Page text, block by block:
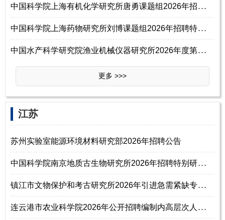
中
国科学院上海有机化学研究所唐勇课题组2026年招聘高分子加工与应用研发主
中
国科学院上海药物研究所刘博课题组2026年招聘特别研究助理启事
中
国水产科学研究院渔业机械仪器研究所2026年度第三批统一公开招聘公告
更多 >>>
‌江‌苏
苏州实验室能源环境材料研究部2026年招聘公告
中
国科学院南京地质古生物研究所2026年招聘特别研究助理通知(长期有效)
镇
江市文物保护和考古研究所2026年引进急需紧缺专业人才公告
连
云港市农业科学院2026年公开招聘编制内高层次人才公告